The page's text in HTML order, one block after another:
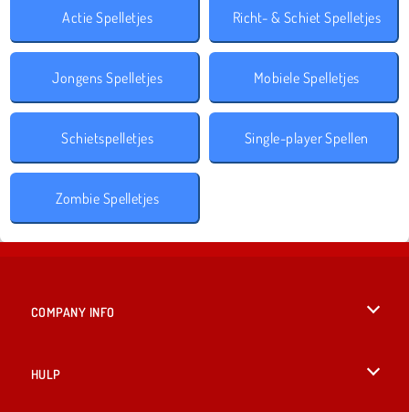
Actie Spelletjes Richt- & Schiet Spelletjes
Jongens Spelletjes Mobiele Spelletjes
Schietspelletjes Single-player Spellen
Zombie Spelletjes
COMPANY INFO
HULP